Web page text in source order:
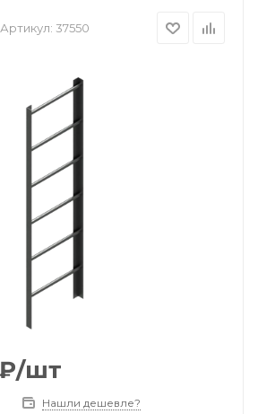
Артикул: 37550
/шт
Нашли дешевле?